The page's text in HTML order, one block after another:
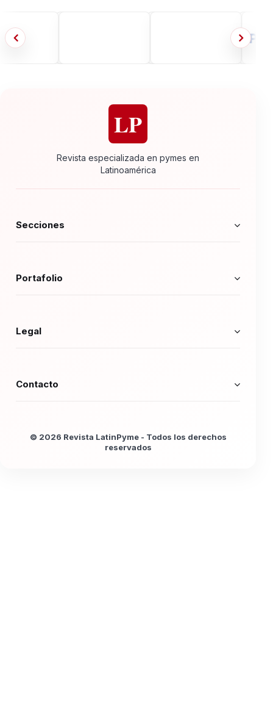
LP
Revista especializada en pymes en
Latinoamérica
Secciones
Portafolio
Legal
Contacto
© 2026 Revista LatinPyme - Todos los derechos
reservados